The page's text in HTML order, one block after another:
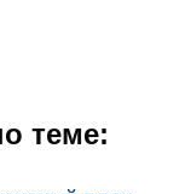
теме: